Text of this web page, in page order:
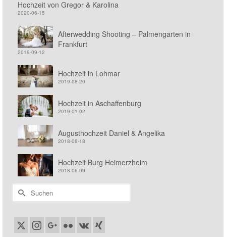
Hochzeit von Gregor & Karolina
2020-06-15
Afterwedding Shooting – Palmengarten in
Frankfurt
2019-09-12
Hochzeit in Lohmar
2019-08-20
Hochzeit in Aschaffenburg
2019-01-02
Augusthochzeit Daniel & Angelika
2018-08-18
Hochzeit Burg Heimerzheim
2018-06-09
Suchen
nach: